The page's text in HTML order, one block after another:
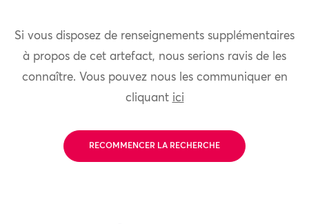
Si vous disposez de renseignements supplémentaires
à propos de cet artefact, nous serions ravis de les
connaître. Vous pouvez nous les communiquer en
cliquant ici
RECOMMENCER LA RECHERCHE